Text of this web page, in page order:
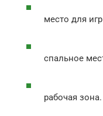
место для
спальное
рабочая зона.